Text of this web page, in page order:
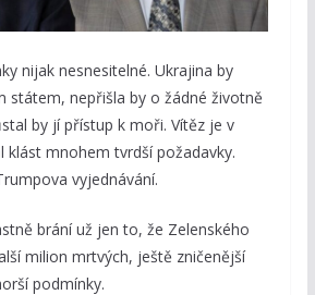
nijak nesnesitelné. Ukrajina by
státem, nepřišla by o žádné životně
by jí přístup k moři. Vítěz je v
klást mnohem tvrdší požadavky.
vyjednávání.
brání už jen to, že Zelenského
milion mrtvých, ještě zničenější
podmínky.